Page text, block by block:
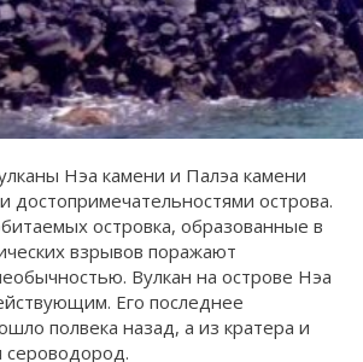
Нэа камени и Палэа камени
достопримечательностями острова.
островка, образованные в
взрывов поражают
Вулкан на острове Нэа
Его последнее
полвека назад, а из кратера и
сероводород.